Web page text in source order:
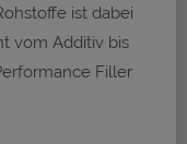
ist dabei
vom Additiv bis
Filler